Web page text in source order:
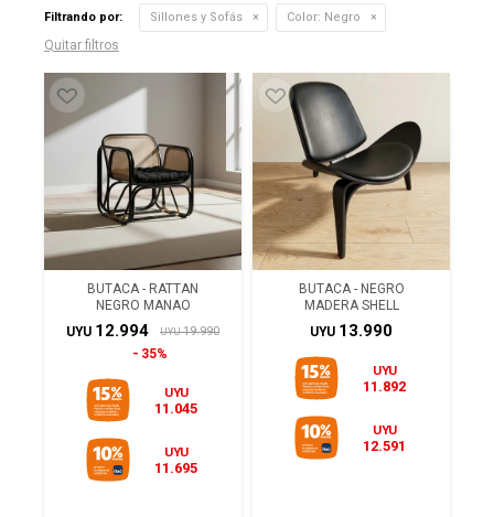
Filtrando por: Sillones y Sofás Color: Negro
Quitar filtros
BUTACA - RATTAN
NEGRO MANAO
UYU 12.994 UYU 19.990
35%
UYU
11.045
UYU
11.695
BUTACA - NEGRO
MADERA SHELL
UYU 13.990
UYU
11.892
UYU
12.591